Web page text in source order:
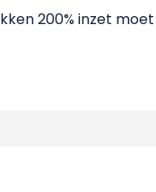
200% inzet